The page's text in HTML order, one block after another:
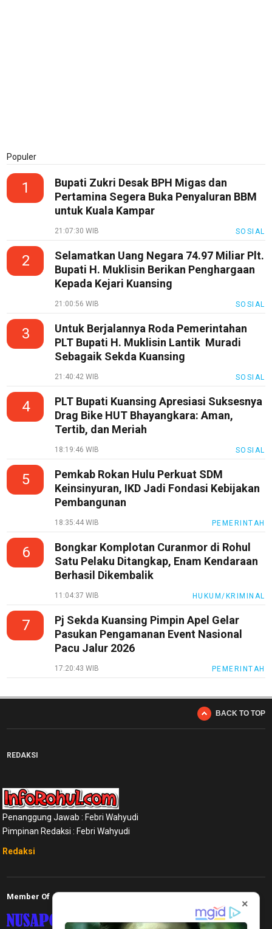
Populer
1
Bupati Zukri Desak BPH Migas dan
Pertamina Segera Buka Penyaluran BBM
untuk Kuala Kampar
21:07:30 WIB SOSIAL
2
Selamatkan Uang Negara 74.97 Miliar Plt.
Bupati H. Muklisin Berikan Penghargaan
Kepada Kejari Kuansing
21:00:56 WIB SOSIAL
3
Untuk Berjalannya Roda Pemerintahan
PLT Bupati H. Muklisin Lantik Muradi
Sebagaik Sekda Kuansing
21:40:42 WIB SOSIAL
4
PLT Bupati Kuansing Apresiasi Suksesnya
Drag Bike HUT Bhayangkara: Aman,
Tertib, dan Meriah
18:19:46 WIB SOSIAL
5
Pemkab Rokan Hulu Perkuat SDM
Keinsinyuran, IKD Jadi Fondasi Kebijakan
Pembangunan
18:35:44 WIB PEMERINTAH
6
Bongkar Komplotan Curanmor di Rohul
Satu Pelaku Ditangkap, Enam Kendaraan
Berhasil Dikembalik
11:04:37 WIB HUKUM/KRIMINAL
7
Pj Sekda Kuansing Pimpin Apel Gelar
Pasukan Pengamanan Event Nasional
Pacu Jalur 2026
17:20:43 WIB PEMERINTAH
BACK TO TOP
REDAKSI
Penanggung Jawab : Febri Wahyudi
Pimpinan Redaksi : Febri Wahyudi
Redaksi
Member Of
×